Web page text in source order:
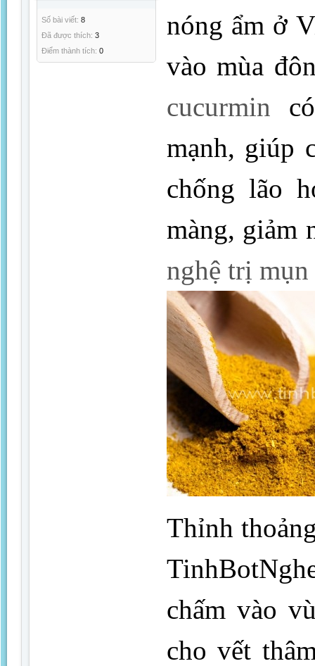
Số bài viết: 8
Đã được thích: 3
Điểm thành tích: 0
nóng ẩm ở
vào mùa
cucurmin
mạnh, giúp
chống lão
màng, giảm
nghệ trị mụn
Thỉnh
chấm vào
cho vết